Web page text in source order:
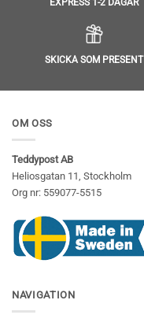
SKICKA SOM PRESENT
OM OSS
Teddypost AB
Heliosgatan 11, Stockholm
Org nr: 559077-5515
NAVIGATION